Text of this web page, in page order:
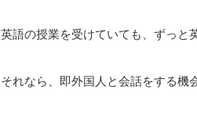
英語の授業を受けていても、ずっと
それなら、即外国人と会話をする機